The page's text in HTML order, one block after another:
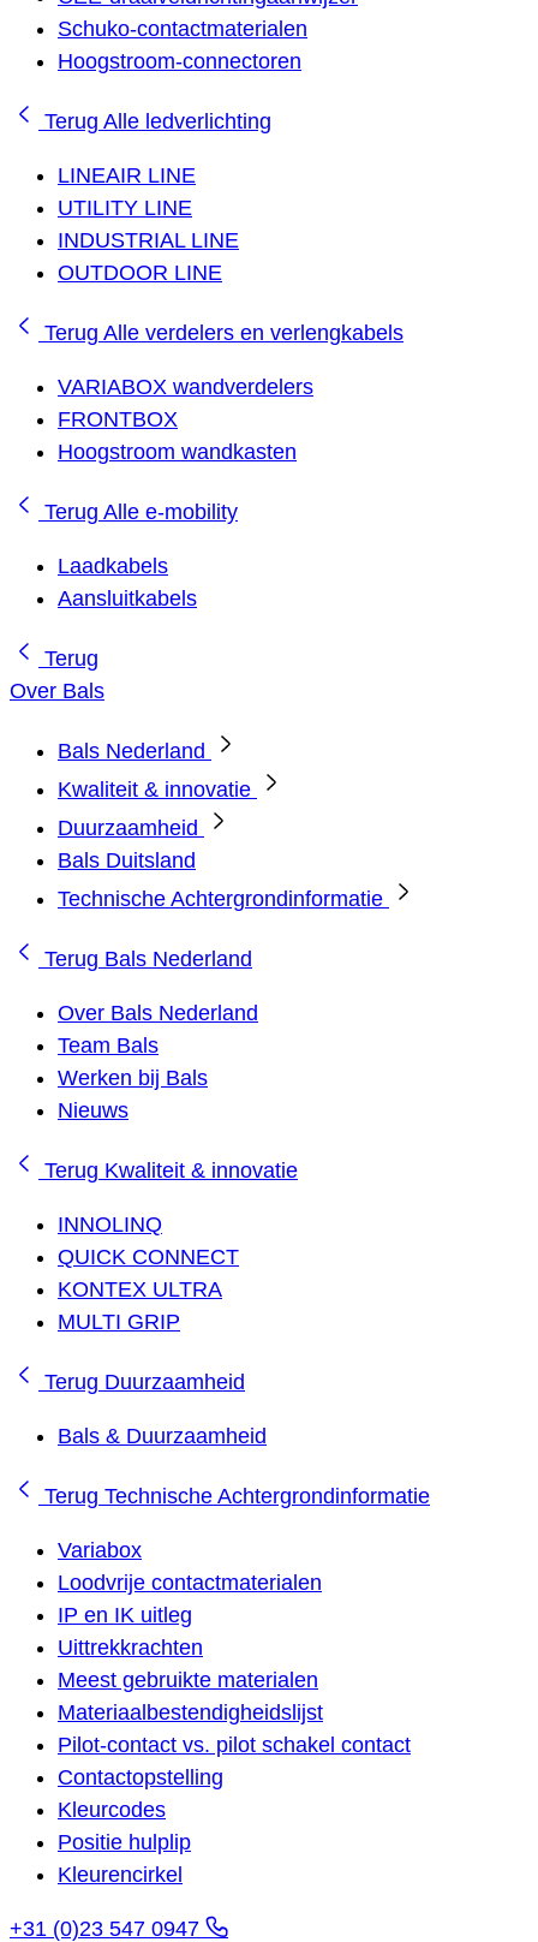
Schuko-contactmaterialen
Hoogstroom-connectoren
Terug Alle ledverlichting
LINEAIR LINE
UTILITY LINE
INDUSTRIAL LINE
OUTDOOR LINE
Terug Alle verdelers en verlengkabels
VARIABOX wandverdelers
FRONTBOX
Hoogstroom wandkasten
Terug Alle e-mobility
Laadkabels
Aansluitkabels
Terug
Over Bals
Bals Nederland
Kwaliteit & innovatie
Duurzaamheid
Bals Duitsland
Technische Achtergrondinformatie
Terug Bals Nederland
Over Bals Nederland
Team Bals
Werken bij Bals
Nieuws
Terug Kwaliteit & innovatie
INNOLINQ
QUICK CONNECT
KONTEX ULTRA
MULTI GRIP
Terug Duurzaamheid
Bals & Duurzaamheid
Terug Technische Achtergrondinformatie
Variabox
Loodvrije contactmaterialen
IP en IK uitleg
Uittrekkrachten
Meest gebruikte materialen
Materiaalbestendigheidslijst
Pilot-contact vs. pilot schakel contact
Contactopstelling
Kleurcodes
Positie hulplip
Kleurencirkel
+31 (0)23 547 0947